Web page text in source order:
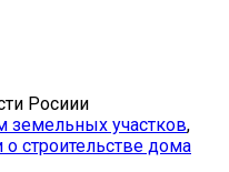
Росиии
земельных участков,
о строительстве дома